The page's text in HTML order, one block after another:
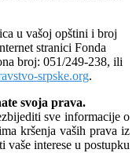
u vašoj opštini i broj
stranici Fonda
broj: 051/249-238, ili
srpske.org.
svoja prava.
sve informacije o
kršenja vaših prava iz
vaše interese u postupku